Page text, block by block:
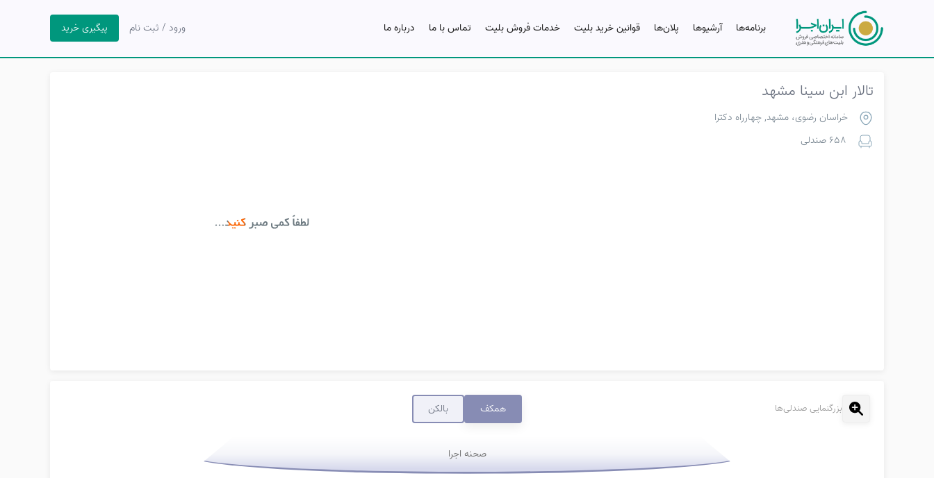
برنامه‌ها آرشیو‌ها پلان‌ها قوانین خرید بلیت خدمات فروش بلیت تماس با ما درباره ما ورود / ثبت نام پیگیری خرید
تالار ابن سینا مشهد
خراسان رضوی، مشهد, چهارراه دکترا
658 صندلی
بزرگنمایی صندلی‌ها همکف بالکن
صحنه اجرا